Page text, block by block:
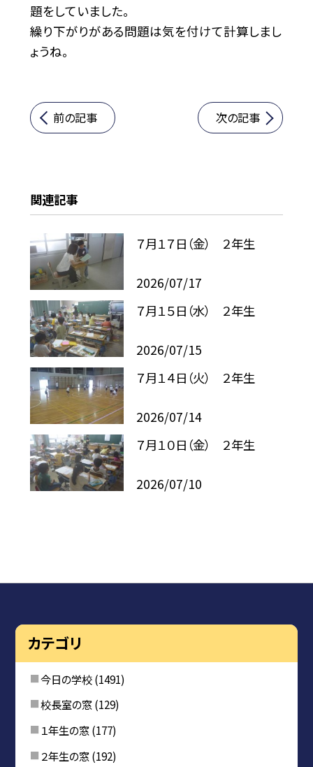
題をしていました。
繰り下がりがある問題は気を付けて計算しまし
ょうね。
前の記事 次の記事
関連記事
７月１７日（金） ２年生
2026/07/17
７月１５日（水） ２年生
2026/07/15
７月１４日（火） ２年生
2026/07/14
７月１０日（金） ２年生
2026/07/10
カテゴリ
今日の学校(1491)
校長室の窓(129)
１年生の窓(177)
２年生の窓(192)